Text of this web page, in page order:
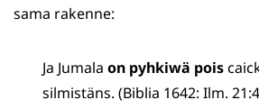
sama rakenne:
Ja Jumala on pyhkiwä pois
silmistäns. (Biblia 1642: Ilm.